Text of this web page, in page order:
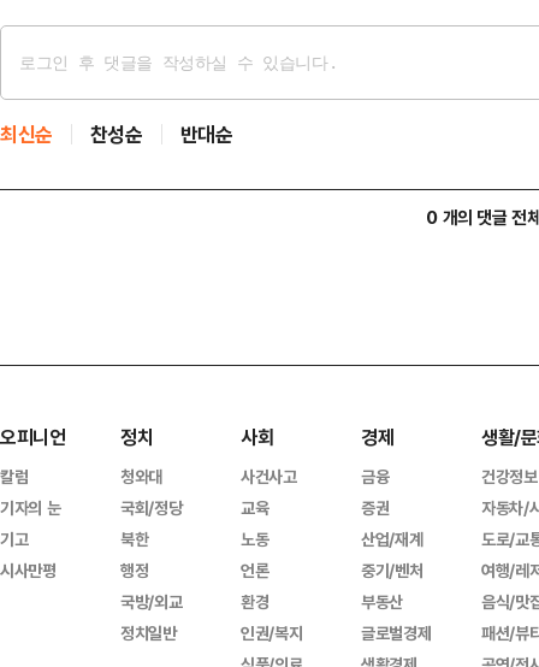
최신순 찬성순 반대순
0 개의 댓글 전
오피니언
칼럼
기자의 눈
기고
시사만평
정치
청와대
국회/정당
북한
행정
국방/외교
정치일반
사회
사건사고
교육
노동
언론
환경
인권/복지
경제
금융
증권
산업/재계
중기/벤처
부동산
글로벌경제
생활/
건강정보
자동차/
도로/교
여행/레
음식/맛
패션/뷰